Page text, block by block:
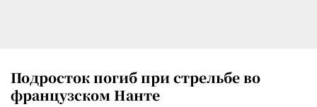
Подросток погиб при стрельбе во
французском Нанте